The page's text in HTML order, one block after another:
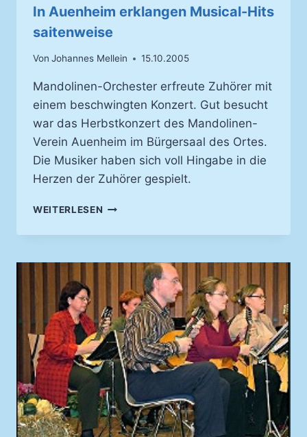
In Auenheim erklangen Musical-Hits
saitenweise
Von Johannes Mellein 15.10.2005
Mandolinen-Orchester erfreute Zuhörer mit
einem beschwingten Konzert. Gut besucht
war das Herbstkonzert des Mandolinen-
Verein Auenheim im Bürgersaal des Ortes.
Die Musiker haben sich voll Hingabe in die
Herzen der Zuhörer gespielt.
WEITERLESEN IN
ERKLANGEN
HITS
SAITENWEISE